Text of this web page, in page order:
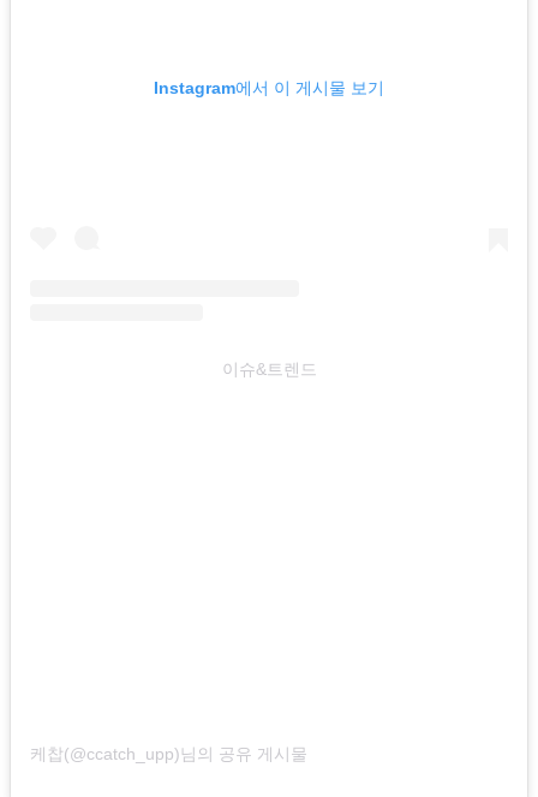
Instagram에서 이 게시물 보기
이슈&트렌드
케찹(@ccatch_upp)님의 공유 게시물